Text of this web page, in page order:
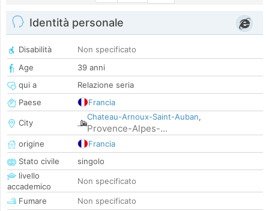
Identità personale
Disabilità
Non specificato
Age
39 anni
qui a
Relazione seria
Paese
Francia
City
Chateau-Arnoux-Saint-Auban,
Provence-Alpes-...
origine
Francia
Stato civile
singolo
livello
accademico
Non specificato
Fumare
Non specificato